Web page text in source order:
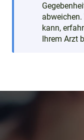
abweichen.
kann,
Ihrem Arzt